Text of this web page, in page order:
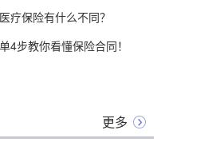
疗保险有什么不同？
4步教你看懂保险合同！
更多